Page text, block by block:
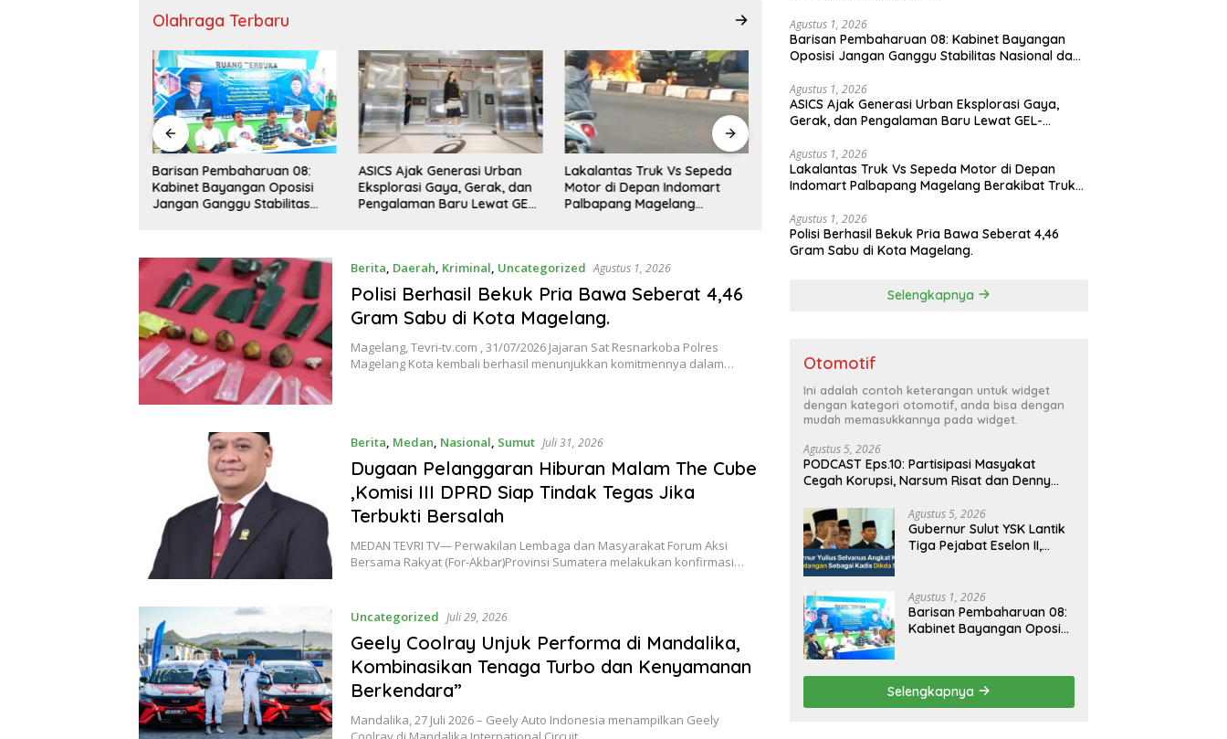
Olahraga Terbaru
ASICS Ajak Generasi Urban
Eksplorasi Gaya, Gerak, dan
Pengalaman Baru Lewat GEL-
Lakalantas Truk Vs Sepeda
Motor di Depan Indomart
Palbapang Magelang
PODCAST Eps.10: Partisipasi
Masyakat Cegah Korupsi,
Narsum Risat dan Denny
Susanto.SH
Gubernur Sulut YSK Lantik
Tiga Pejabat Eselon II,
Barisan Pembaharuan 08:
Kabinet Bayangan Oposisi
Cita Prabowo-Gibran
Berita, Daerah, Kriminal, Uncategorized Agustus 1, 2026
Polisi Berhasil Bekuk Pria Bawa Seberat 4,46
Gram Sabu di Kota Magelang.
Magelang, Tevri-tv.com , 31/07/2026 Jajaran Sat Resnarkoba Polres
Magelang Kota kembali berhasil menunjukkan komitmennya dalam…
Berita, Medan, Nasional, Sumut Juli 31, 2026
Dugaan Pelanggaran Hiburan Malam The Cube
,Komisi III DPRD Siap Tindak Tegas Jika
Terbukti Bersalah
MEDAN TEVRI TV— Perwakilan Lembaga dan Masyarakat Forum Aksi
Bersama Rakyat (For-Akbar)Provinsi Sumatera melakukan konfirmasi…
Uncategorized Juli 29, 2026
Geely Coolray Unjuk Performa di Mandalika,
Kombinasikan Tenaga Turbo dan Kenyamanan
Berkendara”
Mandalika, 27 Juli 2026 – Geely Auto Indonesia menampilkan Geely
Agustus 1, 2026
Barisan Pembaharuan 08: Kabinet Bayangan
Oposisi Jangan Ganggu Stabilitas Nasional dan
Agustus 1, 2026
ASICS Ajak Generasi Urban Eksplorasi Gaya,
Gerak, dan Pengalaman Baru Lewat GEL-
Agustus 1, 2026
Lakalantas Truk Vs Sepeda Motor di Depan
Indomart Palbapang Magelang Berakibat Truk
Agustus 1, 2026
Polisi Berhasil Bekuk Pria Bawa Seberat 4,46
Gram Sabu di Kota Magelang.
Selengkapnya
Otomotif
Ini adalah contoh keterangan untuk widget
dengan kategori otomotif, anda bisa dengan
mudah memasukkannya pada widget.
Agustus 5, 2026
PODCAST Eps.10: Partisipasi Masyakat
Cegah Korupsi, Narsum Risat dan Denny
Agustus 5, 2026
Gubernur Sulut YSK Lantik
Tiga Pejabat Eselon II,
Agustus 1, 2026
Barisan Pembaharuan 08:
Kabinet Bayangan Oposisi
Asta Cita Prabowo-Gibran
Selengkapnya